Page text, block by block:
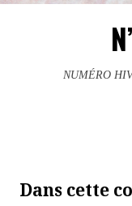
NUMÉRO
Dans cette